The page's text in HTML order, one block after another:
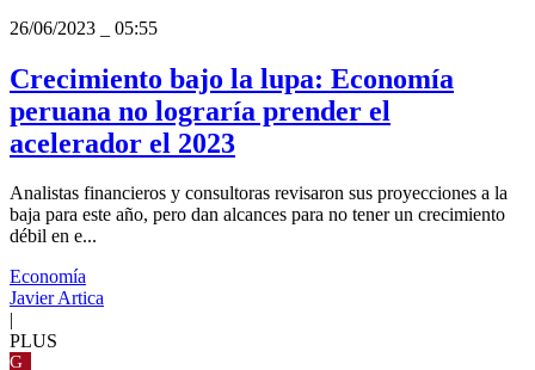
26/06/2023
05:55
Crecimiento bajo la lupa: Economía
peruana no lograría prender el
acelerador el 2023
Analistas financieros y consultoras revisaron sus proyecciones a la
baja para este año, pero dan alcances para no tener un crecimiento
débil en e...
Economía
Javier Artica
PLUS
G